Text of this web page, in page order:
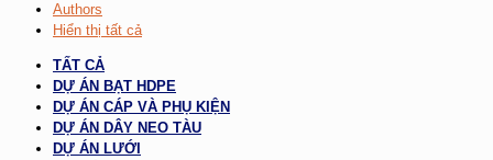
Authors
Hiển thị tất cả
TẤT CẢ
DỰ ÁN BẠT HDPE
DỰ ÁN CÁP VÀ PHỤ KIỆN
DỰ ÁN DÂY NEO TÀU
DỰ ÁN LƯỚI